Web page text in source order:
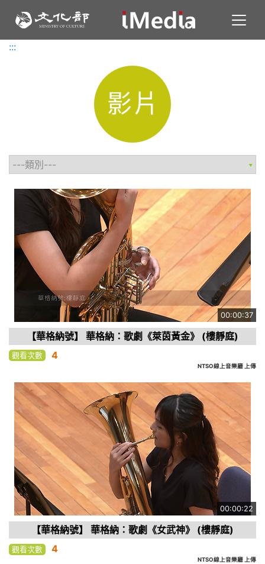
:::
:::
影片
00:00:37
【華格納號】 華格納：歌劇《萊茵黃金》 (樓靜庭)
觀看次數 4
NTSO線上音樂廳 上傳
00:00:22
【華格納號】 華格納：歌劇《女武神》 (樓靜庭)
觀看次數 4
NTSO線上音樂廳 上傳